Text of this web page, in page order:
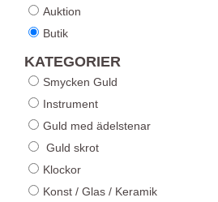
Auktion
Butik
KATEGORIER
Smycken Guld
Instrument
Guld med ädelstenar
Guld skrot
Klockor
Konst / Glas / Keramik